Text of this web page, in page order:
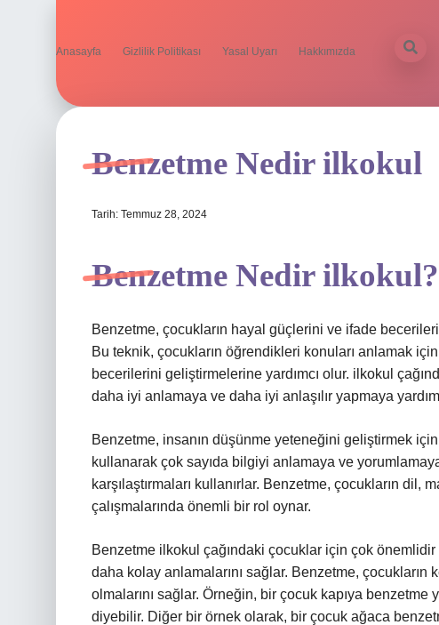
Anasayfa Gizlilik Politikası Yasal Uyarı Hakkımızda
Benzetme Nedir ilkokul
Tarih: Temmuz 28, 2024
Benzetme Nedir ilkokul?
Benzetme, çocukların hayal güçlerini ve ifade
Bu teknik, çocukların öğrendikleri konuları anlamak
becerilerini geliştirmelerine yardımcı olur. ilkokul
daha iyi anlamaya ve daha iyi anlaşılır yapmaya
Benzetme, insanın düşünme yeteneğini geliştirmek
kullanarak çok sayıda bilgiyi anlamaya ve
karşılaştırmaları kullanırlar. Benzetme, çocukların
çalışmalarında önemli bir rol oynar.
Benzetme ilkokul çağındaki çocuklar için çok
daha kolay anlamalarını sağlar. Benzetme, çocukların
olmalarını sağlar. Örneğin, bir çocuk kapıya benzetme
diyebilir. Diğer bir örnek olarak, bir çocuk ağaca